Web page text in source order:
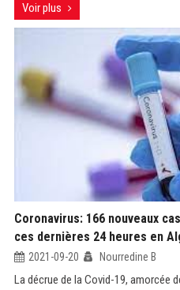
Voir plus
Coronavirus: 166 nouveaux
ces dernières 24 heures en
2021-09-20 Nourredine B
La décrue de la Covid-19, amorcée